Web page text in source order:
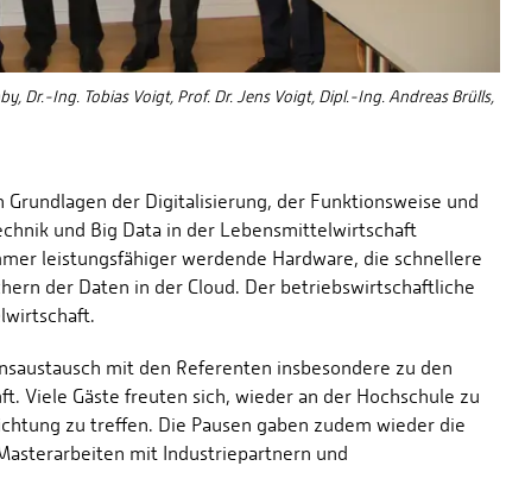
Dr.-Ing. Tobias Voigt, Prof. Dr. Jens Voigt, Dipl.-Ing. Andreas Brülls,
der Digitalisierung, der Funktionsweise und
und Big Data in der Lebensmittelwirtschaft
leistungsfähiger werdende Hardware, die schnellere
der Daten in der Cloud. Der betriebswirtschaftliche
mit den Referenten insbesondere zu den
Viele Gäste freuten sich, wieder an der Hochschule zu
zu treffen. Die Pausen gaben zudem wieder die
mit Industriepartnern und